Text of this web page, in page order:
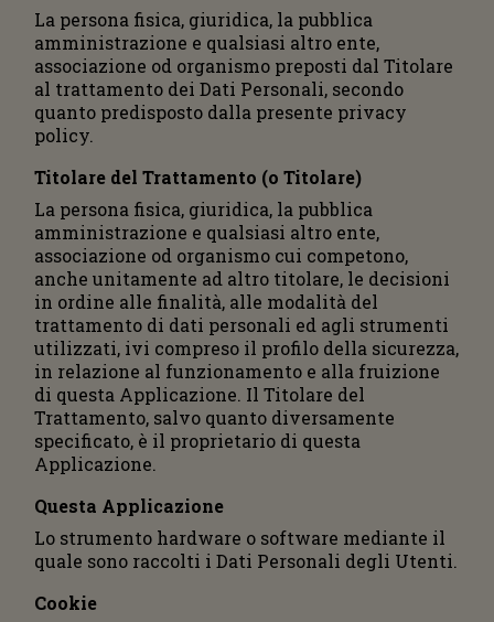
La persona fisica, giuridica, la pubblica
amministrazione e qualsiasi altro ente,
associazione od organismo preposti dal Titolare
al trattamento dei Dati Personali, secondo
quanto predisposto dalla presente privacy
policy.
Titolare del Trattamento (o Titolare)
La persona fisica, giuridica, la pubblica
amministrazione e qualsiasi altro ente,
associazione od organismo cui competono,
anche unitamente ad altro titolare, le decisioni
in ordine alle finalità, alle modalità del
trattamento di dati personali ed agli strumenti
utilizzati, ivi compreso il profilo della sicurezza,
in relazione al funzionamento e alla fruizione
di questa Applicazione. Il Titolare del
Trattamento, salvo quanto diversamente
specificato, è il proprietario di questa
Applicazione.
Questa Applicazione
Lo strumento hardware o software mediante il
quale sono raccolti i Dati Personali degli Utenti.
Cookie